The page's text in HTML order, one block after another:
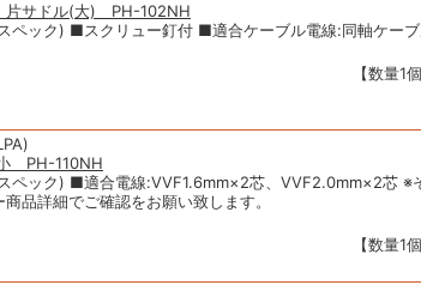
片サドル(大) PH-102NH
ペック) ■スクリュー釘付 ■適合ケーブル電線:同軸ケー
【数量1
PH-110NH
ペック) ■適合電線:VVF1.6mm×2芯、VVF2.0mm×2芯 ※
品詳細でご確認をお願い致します。
【数量1